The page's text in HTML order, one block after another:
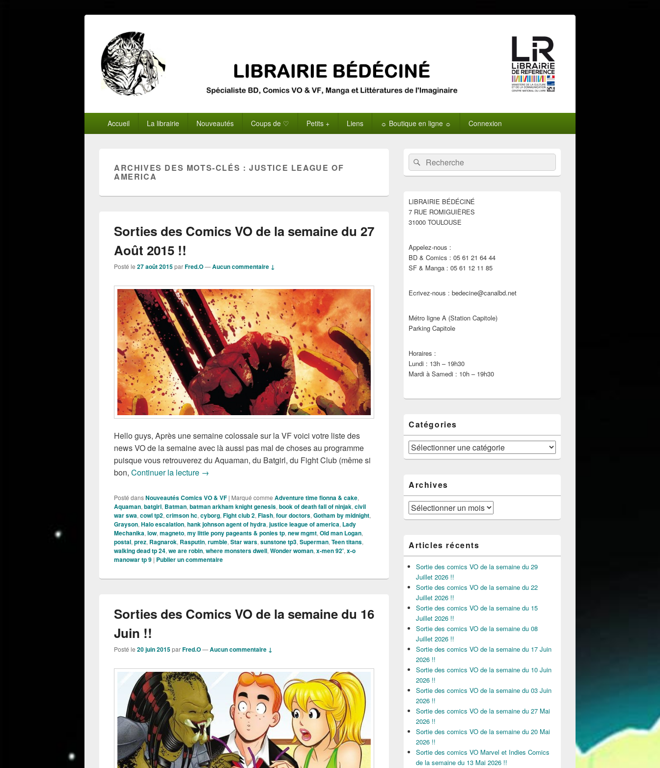
principalAccueil La librairie Nouveautés Coups de ♡ Petits + Liens ☼ Boutique en ligne ☼ Connexion
ARCHIVES DES MOTS-CLÉS :JUSTICE LEAGUE OF
AMERICA
Sorties des Comics VO de la semaine du 27
Août 2015 !!
Posté le 27 août 2015parFred.O—Aucun commentaire ↓
Hello guys, Après une semaine colossale sur la VF voici votre liste des
news VO de la semaine avec là aussi pas mal de choses au programme
puisque vous retrouverez du Aquaman, du Batgirl, du Fight Club (même si
bon, Continuer la lecture Sorties des Comics VO de la semaine du 27 Août 2015 !!
→
Posté dansNouveautés Comics VO & VF | Marqué comme Adventure time fionna & cake,
Aquaman, batgirl, Batman, batman arkham knight genesis, book of death fall of ninjak, civil
war swa, cowl tp2, crimson hc, cyborg, Fight club 2, Flash, four doctors, Gotham by midnight,
Grayson, Halo escalation, hank johnson agent of hydra, justice league of america, Lady
Mechanika, low, magneto, my little pony pageants & ponies tp, new mgmt, Old man Logan,
postal, prez, Ragnarok, Rasputin, rumble, Star wars, sunstone tp3, Superman, Teen titans,
walking dead tp 24, we are robin, where monsters dwell, Wonder woman, x-men 92', x-o
manowar tp 9 | Publier un commentaire
Sorties des Comics VO de la semaine du 16
Juin !!
Posté le 20 juin 2015parFred.O—Aucun commentaire ↓
Zone
principale
de
widget
barre
latérale
Recherche :Rechercher
LIBRAIRIE BÉDÉCINÉ
7 RUE ROMIGUIÈRES
31000 TOULOUSE
Appelez-nous :
BD & Comics : 05 61 21 64 44
SF & Manga : 05 61 12 11 85
Ecrivez-nous : bedecine@canalbd.net
Métro ligne A (Station Capitole)
Parking Capitole
Horaires :
Lundi : 13h – 19h30
Mardi à Samedi : 10h – 19h30
Catégories
Catégories
Archives
Archives
Articles récents
Sortie des comics VO de la semaine du 29
Juillet 2026 !!
Sortie des comics VO de la semaine du 22
Juillet 2026 !!
Sortie des comics VO de la semaine du 15
Juillet 2026 !!
Sortie des comics VO de la semaine du 08
Juillet 2026 !!
Sortie des comics VO de la semaine du 17 Juin
2026 !!
Sortie des comics VO de la semaine du 10 Juin
2026 !!
Sortie des comics VO de la semaine du 03 Juin
2026 !!
Sortie des comics VO de la semaine du 27 Mai
2026 !!
Sortie des comics VO de la semaine du 20 Mai
2026 !!
Sortie des comics VO Marvel et Indies Comics
de la semaine du 13 Mai 2026 !!